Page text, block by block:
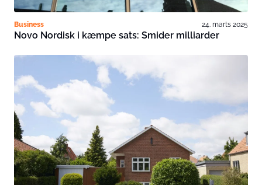
Business 24. marts 2025
Novo Nordisk i kæmpe sats: Smider milliarder